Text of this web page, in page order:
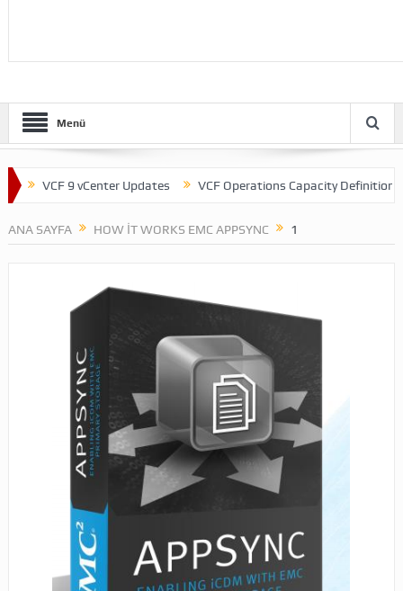
Menü
VCF 9 vCenter Updates VCF Operations Capacity Definitions
ANA SAYFA HOW IT WORKS EMC APPSYNC 1